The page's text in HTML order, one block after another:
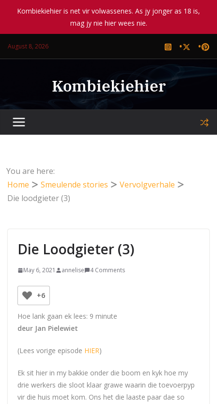
Kombiekiehier is net vir volwassenes. As jy jonger as 18 is,
mag jy nie hier wees nie.
August 8, 2026
Kombiekiehier
You are here:
Home
Smeulende stories
Vervolgverhale
Die loodgieter (3)
Die Loodgieter (3)
May 6, 2021 annelise 4 Comments
+6
Hoe lank gaan ek lees: 9 minute
deur Jan Pielewiet
(Lees vorige episode HIER)
Ek sit hier in my bakkie onder die boom en kyk hoe my
drie werkers die sloot klaar grawe waarin die toevoerpyp
vir die huis moet kom. Ons het die laaste paar dae so